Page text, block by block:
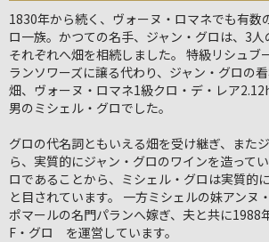
1830年から続く、ヴォーヌ・ロマネでも有数
ロ一族。かつての名手、ジャン・グロは、3
それぞれへ畑を相続しました。 特級リシュブ
ランソワーズに譲る代わり、ジャン・グロの
畑、ヴォーヌ・ロマネ1級クロ・デ・レア
男のミシェル・グロでした。
グロの代名詞ともいえる畑を受け継ぎ、また
ら、実質的にジャン・グロのワインを造って
ロであることから、ミシェル・グロは実質的
と目されています。 一方ミシェルの妹アンヌ
ポマールの名門パランへ嫁ぎ、夫と共に1988
F・グロ を運営しています。